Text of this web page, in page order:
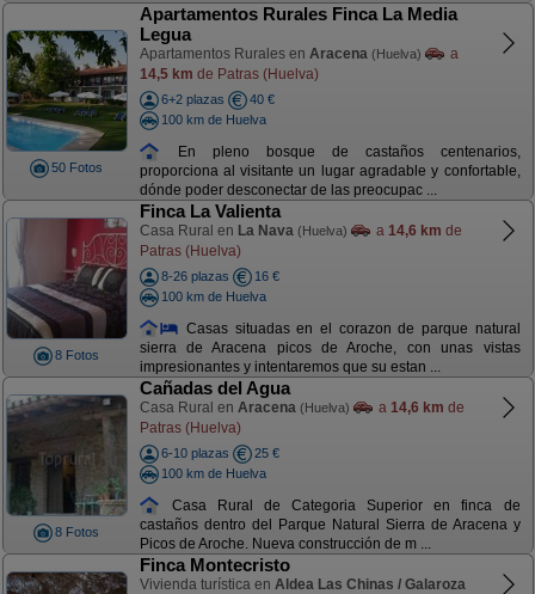
50 Fotos
Apartamentos Rurales Finca La Media
Legua
Apartamentos Rurales en Aracena (Huelva)
a
14,5 km de Patras (Huelva)
6+2 plazas
40 €
100 km de Huelva
En pleno bosque de castaños centenarios,
proporciona al visitante un lugar agradable y confortable,
dónde poder desconectar de las preocupac ...
8 Fotos
Finca La Valienta
Casa Rural en La Nava (Huelva) a 14,6 km de
Patras (Huelva)
8-26 plazas
16 €
100 km de Huelva
Casas situadas en el corazon de parque natural
sierra de Aracena picos de Aroche, con unas vistas
impresionantes y intentaremos que su estan ...
8 Fotos
Cañadas del Agua
Casa Rural en Aracena (Huelva) a 14,6 km de
Patras (Huelva)
6-10 plazas
25 €
100 km de Huelva
Casa Rural de Categoria Superior en finca de
castaños dentro del Parque Natural Sierra de Aracena y
Picos de Aroche. Nueva construcción de m ...
Finca Montecristo
Vivienda turística en Aldea Las Chinas / Galaroza